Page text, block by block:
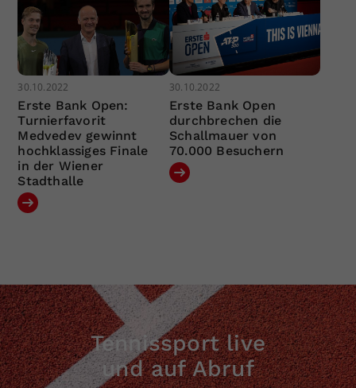
30.10.2022
Erste Bank Open:
Turnierfavorit
Medvedev gewinnt
hochklassiges Finale
in der Wiener
Stadthalle
30.10.2022
Erste Bank Open
durchbrechen die
Schallmauer von
70.000 Besuchern
Tennissport live
und auf Abruf